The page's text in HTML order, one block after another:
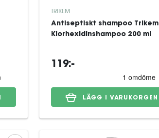
TRIKEM
Antiseptiskt shampoo Trikem
Klorhexidinshampoo 200 ml
119:-
LÄGG I VARUKORGEN